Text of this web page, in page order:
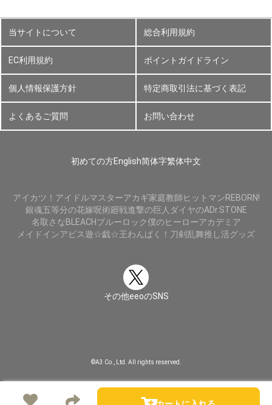
当サイトについて 総合利用規約
EC利用規約 ポイントガイドライン
個人情報保護方針 特定商取引法に基づく表記
よくあるご質問 お問い合わせ
初めての方English简体字繁体中文
アイカツ！ アイドルマスターアカギ家庭教師ヒットマンREBORN!
銀魂五等分の花嫁呪術廻戦進撃の巨人 ダイヤのADr.STONE
名取さなBLEACHブルーロック僕のヒーローアカデミア
メイドインアビス遊☆戯☆王わんぱく！刀剣乱舞推し活グッズ
その他eeoのSNS
©A3 Co., Ltd. All rights reserved.